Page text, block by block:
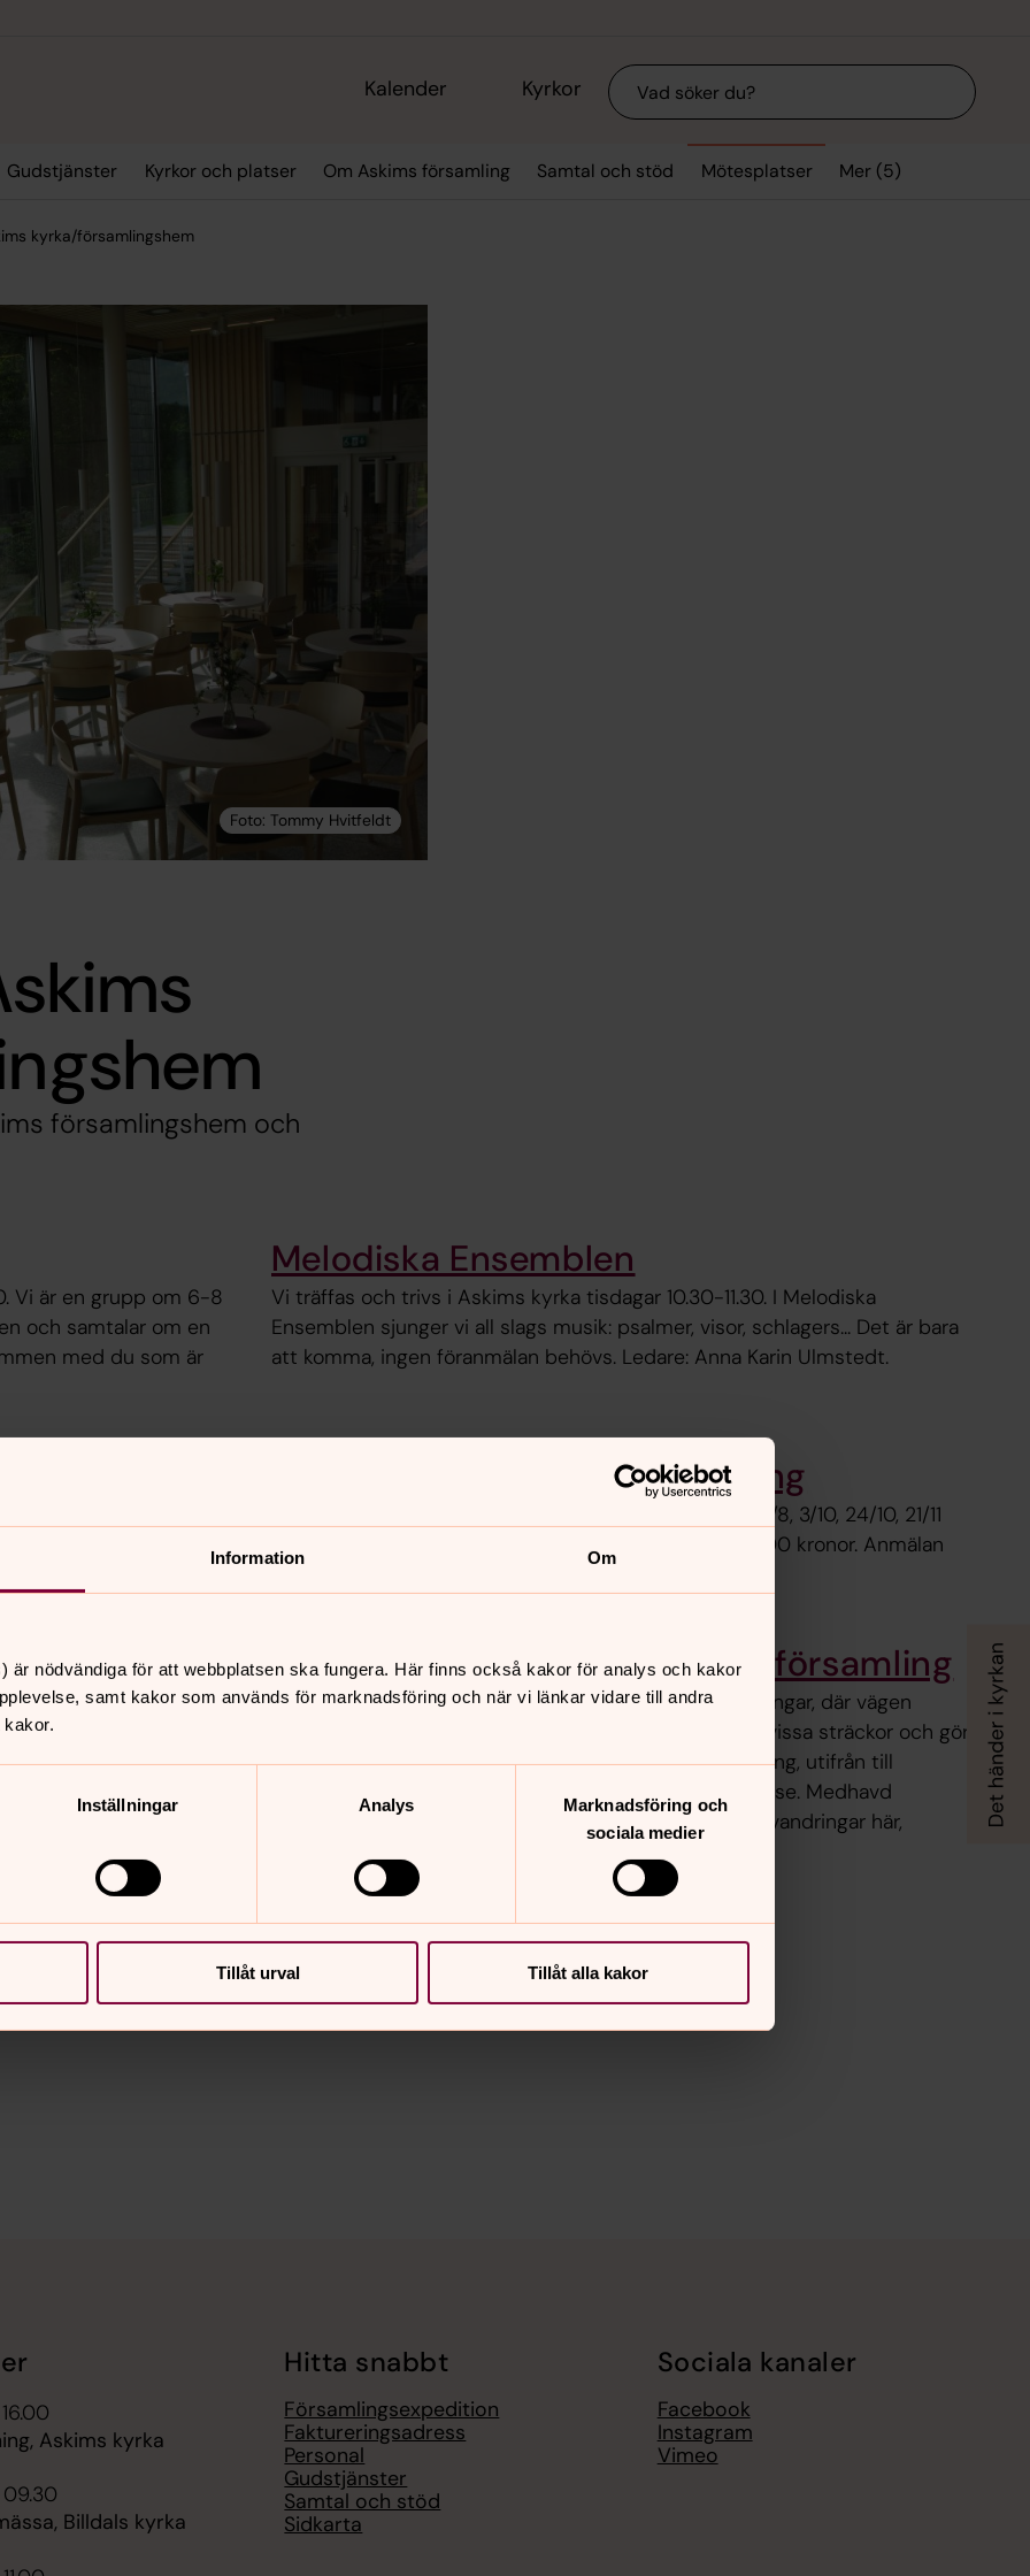
Information Om
är nödvändiga för att webbplatsen ska fungera. Här finns också kakor för analys och kakor
samt kakor som används för marknadsföring och när vi länkar vidare till andra
Inställningar Analys
Marknadsföring och
sociala medier
Tillåt urval Tillåt alla kakor
Kalender Kyrkor Sök
Gudstjänster Kyrkor och platser Om Askims församling Samtal och stöd Mötesplatser Mer (5)
kyrka/församlingshem
församlingshem och
Vi är en grupp om 6-8
och samtalar om en
med du som är
Melodiska Ensemblen
Vi träffas och trivs i Askims kyrka tisdagar 10.30-11.30. I Melodiska
Ensemblen sjunger vi all slags musik: psalmer, visor, schlagers... Det är bara
att komma, ingen föranmälan behövs. Ledare: Anna Karin Ulmstedt.
gott tilltugg och trevlig
Sista tillfället för
Konstkurs - måleri och teckning
Askims församlingshem, fem lördagar 9.00-15.00 - 29/8, 3/10, 24/10, 21/11
och 5/12. Lärare: Birgitta Person, konstnär. Kostnad: 2000 kronor. Anmälan
Askim
Lör 12 sept kl
och anmälan.
Pilgrimsvandring med Askims församling
Församlingen ordnar regelbundet lokala pilgrimsvandringar, där vägen
tillsammans också är meningen. Vi går under tystnad vissa sträckor och gör
några stopp på utvalda platser för reflektion och samling, utifrån till
exempel något i naturen, ett tema eller en bibelhändelse. Medhavd
lunch/fika, bra skor och kläder efter väder. Se aktuella vandringar här,
Askims kyrka
Billdals kyrka
Hitta snabbt
Församlingsexpedition
Faktureringsadress
Personal
Gudstjänster
Samtal och stöd
Sidkarta
Sociala kanaler
Facebook
Instagram
Vimeo